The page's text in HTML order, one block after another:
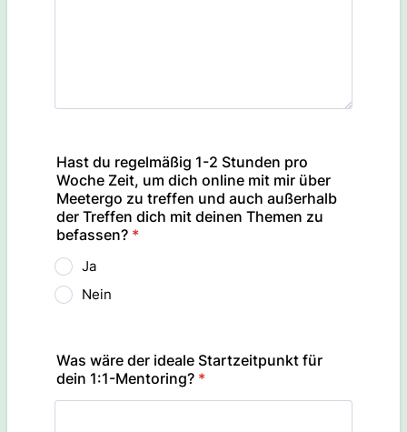
Hast du regelmäßig 1-2 Stunden pro
Woche Zeit, um dich online mit mir über
Meetergo zu treffen und auch außerhalb
der Treffen dich mit deinen Themen zu
befassen? *
Ja
Nein
Was wäre der ideale Startzeitpunkt für
dein 1:1-Mentoring? *